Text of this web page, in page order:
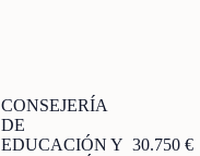
CONSEJERÍA
DE
EDUCACIÓN Y 30.750 €